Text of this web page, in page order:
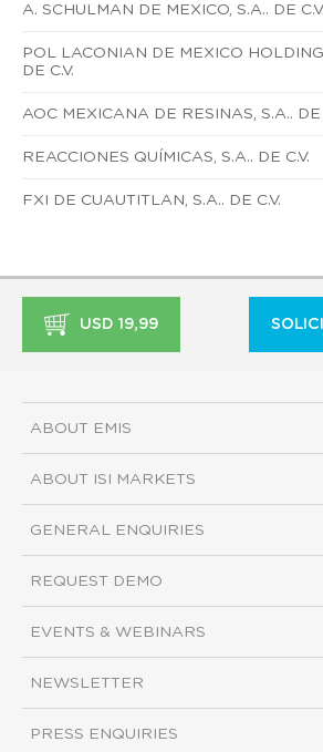
A. SCHULMAN DE MEXICO, S.A.. DE C.V.
POL LACONIAN DE MEXICO HOLDING
DE C.V.
AOC MEXICANA DE RESINAS, S.A.. DE
REACCIONES QUÍMICAS, S.A.. DE C.V.
FXI DE CUAUTITLAN, S.A.. DE C.V.
USD 19,99
ABOUT EMIS
ABOUT ISI MARKETS
GENERAL ENQUIRIES
REQUEST DEMO
EVENTS & WEBINARS
NEWSLETTER
PRESS ENQUIRIES